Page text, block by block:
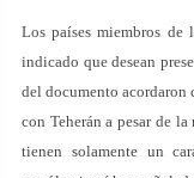
Los países miembros
indicado que desean
del documento acordaron
con Teherán a pesar de
tienen solamente un